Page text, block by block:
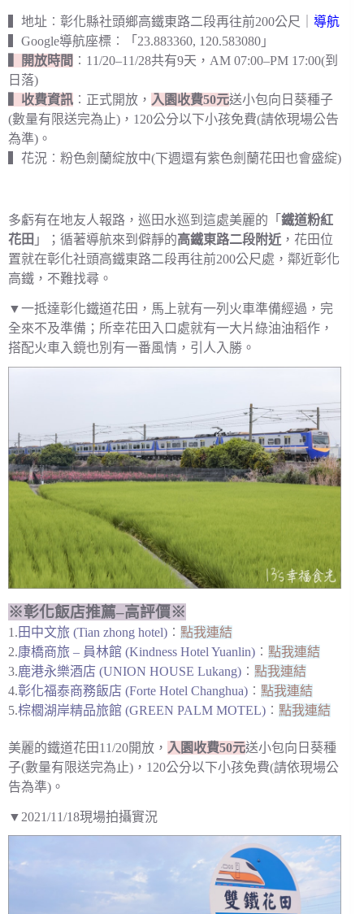
▍地址︰彰化縣社頭鄉高鐵東路二段再往前200公尺｜ 導航
▍Google導航座標︰「23.883360, 120.583080」
▍開放時間 ︰11/20–11/28共有9天，AM 07:00–PM 17:00(到
日落)
▍收費資訊 ︰正式開放， 入園收費50元送小包向日葵種子
(數量有限送完為止)，120公分以下小孩免費(請依現場公告
為準)。
▍花況︰粉色劍蘭綻放中(下週還有紫色劍蘭花田也會盛綻)
多虧有在地友人報路，巡田水巡到這處美麗的「 鐵道粉紅
花田 」；循著導航來到僻靜的高鐵東路二段附近 ，花田位
置就在彰化社頭高鐵東路二段再往前200公尺處，鄰近彰化
高鐵，不難找尋。
▼一抵達彰化鐵道花田，馬上就有一列火車準備經過，完
全來不及準備；所幸花田入口處就有一大片綠油油稻作，
搭配火車入鏡也別有一番風情，引人入勝。
※彰化飯店推薦–高評價※
1.田中文旅 (Tian zhong hotel) ︰ 點我連結
2.康橋商旅 – 員林館 (Kindness Hotel Yuanlin) ︰ 點我連結
3.鹿港永樂酒店 (UNION HOUSE Lukang) ︰ 點我連結
4.彰化福泰商務飯店 (Forte Hotel Changhua) ︰ 點我連結
5.棕櫚湖岸精品旅館 (GREEN PALM MOTEL) ︰ 點我連結
美麗的鐵道花田11/20開放， 入園收費50元送小包向日葵種
子(數量有限送完為止)，120公分以下小孩免費(請依現場公
告為準)。
▼2021/11/18現場拍攝實況